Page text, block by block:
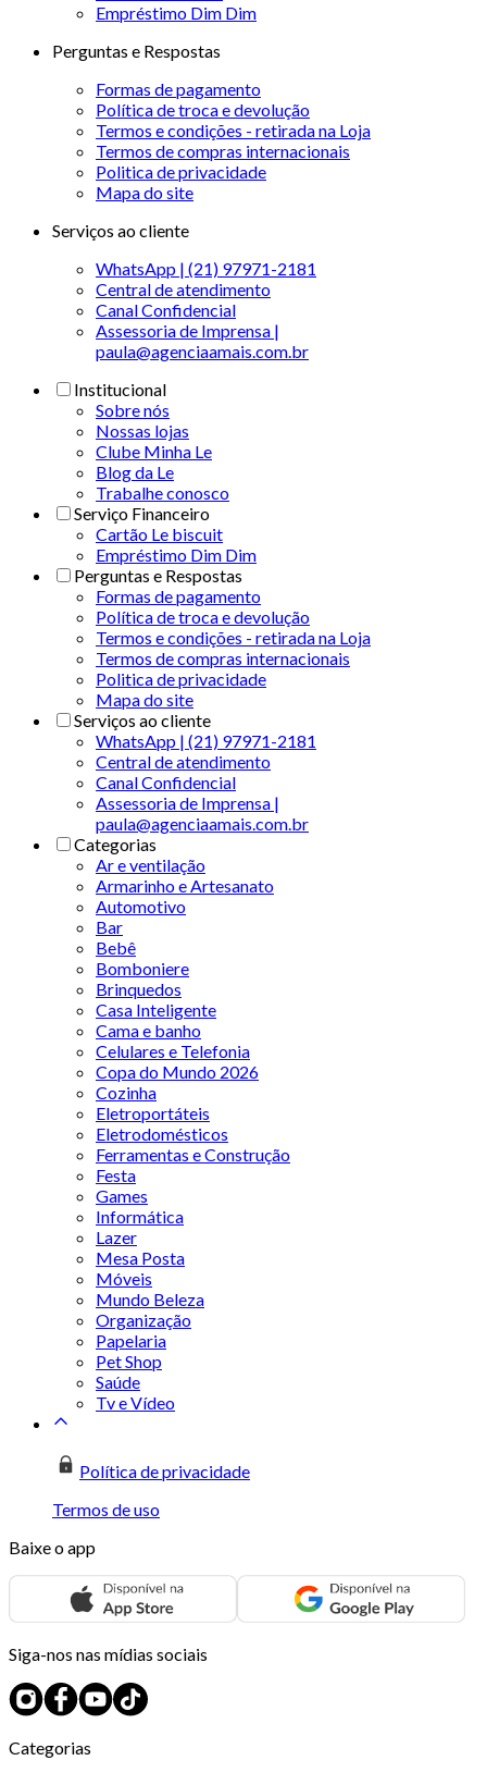
Empréstimo Dim Dim
Perguntas e Respostas
Formas de pagamento
Política de troca e devolução
Termos e condições - retirada na Loja
Termos de compras internacionais
Politica de privacidade
Mapa do site
Serviços ao cliente
WhatsApp | (21) 97971-2181
Central de atendimento
Canal Confidencial
Assessoria de Imprensa |
paula@agenciaamais.com.br
Institucional
Sobre nós
Nossas lojas
Clube Minha Le
Blog da Le
Trabalhe conosco
Serviço Financeiro
Cartão Le biscuit
Empréstimo Dim Dim
Perguntas e Respostas
Formas de pagamento
Política de troca e devolução
Termos e condições - retirada na Loja
Termos de compras internacionais
Politica de privacidade
Mapa do site
Serviços ao cliente
WhatsApp | (21) 97971-2181
Central de atendimento
Canal Confidencial
Assessoria de Imprensa |
paula@agenciaamais.com.br
Categorias
Ar e ventilação
Armarinho e Artesanato
Automotivo
Bar
Bebê
Bomboniere
Brinquedos
Casa Inteligente
Cama e banho
Celulares e Telefonia
Copa do Mundo 2026
Cozinha
Eletroportáteis
Eletrodomésticos
Ferramentas e Construção
Festa
Games
Informática
Lazer
Mesa Posta
Móveis
Mundo Beleza
Organização
Papelaria
Pet Shop
Saúde
Tv e Vídeo
Política de privacidade
Termos de uso
Baixe o app
Siga-nos nas mídias sociais
Categorias